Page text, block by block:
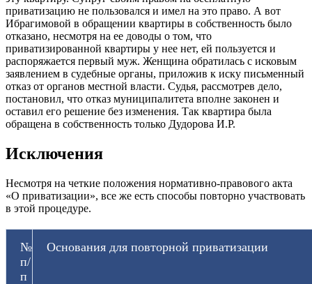
приватизацию не пользовался и имел на это право. А вот
Ибрагимовой в обращении квартиры в собственность было
отказано, несмотря на ее доводы о том, что
приватизированной квартиры у нее нет, ей пользуется и
распоряжается первый муж. Женщина обратилась с исковым
заявлением в судебные органы, приложив к иску письменный
отказ от органов местной власти. Судья, рассмотрев дело,
постановил, что отказ муниципалитета вполне законен и
оставил его решение без изменения. Так квартира была
обращена в собственность только Дудорова И.Р.
Исключения
Несмотря на четкие положения нормативно-правового акта
«О приватизации», все же есть способы повторно участвовать
в этой процедуре.
№
п/
п
Основания для повторной приватизации